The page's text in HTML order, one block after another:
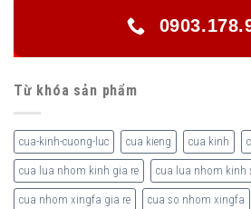
Từ khóa sản phẩm
cua-kinh-cuong-luc cua kieng cua kinh
cua lua nhom kinh gia re cua lua nhom kinh
cua nhom xingfa gia re cua so nhom xingfa